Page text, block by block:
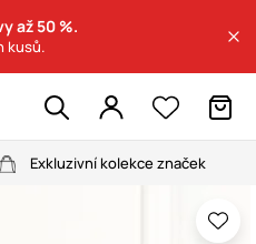
až 50 %.
kusů.
Exkluzivní kolekce značek